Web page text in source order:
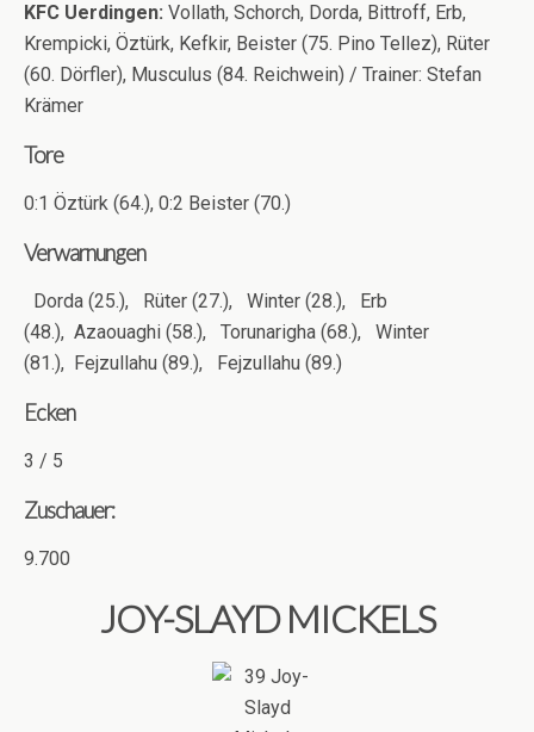
KFC Uerdingen: Vollath, Schorch, Dorda, Bittroff, Erb,
Krempicki, Öztürk, Kefkir, Beister (75. Pino Tellez), Rüter
(60. Dörfler), Musculus (84. Reichwein) / Trainer: Stefan
Krämer
Tore
0:1 Öztürk (64.), 0:2 Beister (70.)
Verwarnungen
Dorda (25.), Rüter (27.), Winter (28.),
Erb
(48.), Azaouaghi (58.), Torunarigha (68.),
Winter
(81.), Fejzullahu (89.), Fejzullahu (89.)
Ecken
3 / 5
Zuschauer:
9.700
JOY-SLAYD MICKELS